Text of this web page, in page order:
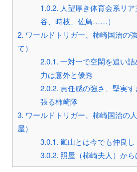
1.0.2. 人望厚き体育会系リ
谷、時枝、佐鳥……）
2. ワールドトリガー、柿崎国治の
て）
2.0.1. 一対一で空閑を追い
力は意外と優秀
2.0.2. 責任感の強さ、堅実
張る柿崎隊
3. ワールドトリガー、柿崎国治の
屋）
3.0.1. 嵐山とは今でも仲良し
3.0.2. 照屋（柿崎夫人）か